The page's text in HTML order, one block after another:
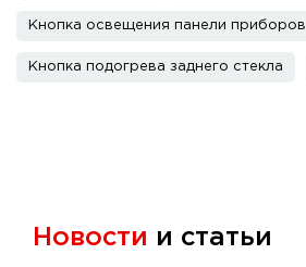
Кнопка освещения панели приборов
Кнопка подогрева заднего стекла
Новости и статьи